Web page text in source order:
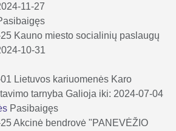
11-27
Kauno miesto socialinių paslaugų
10-31
Lietuvos kariuomenės Karo
tarnyba Galioja iki: 2024-07-04
Pasibaigęs
Akcinė bendrovė "PANEVĖŽIO